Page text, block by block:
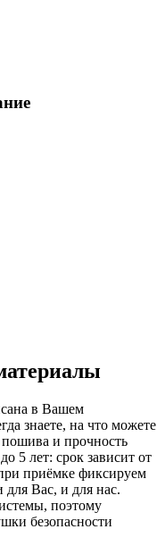
в Вашем
знаете, на что можете
и прочность
5 лет: срок зависит от
приёмке фиксируем
Вас, и для нас.
поэтому
безопасности